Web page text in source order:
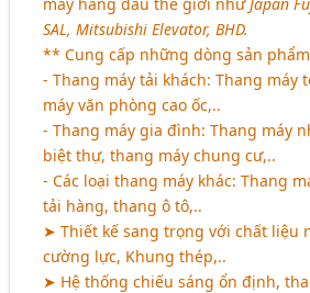
SAL, Mitsubishi Elevator, BHD.
** Cung cấp những dòng sản
- Thang máy tải khách: Thang máy
máy văn phòng cao ốc,..
- Thang máy gia đình: Thang máy
biệt thự, thang máy chung cư,..
- Các loại thang máy khác: Thang
tải hàng, thang ô tô,..
➤ Thiết kế sang trọng với chất liệu
cường lực, Khung thép,..
➤ Hệ thống chiếu sáng ổn định,